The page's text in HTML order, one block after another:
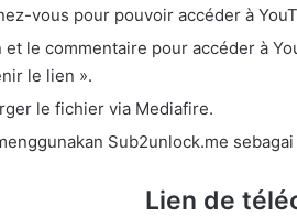
vous pour pouvoir accéder à
le commentaire pour accéder à
le lien ».
le fichier via Mediafire.
Sub2unlock.me
Lien de